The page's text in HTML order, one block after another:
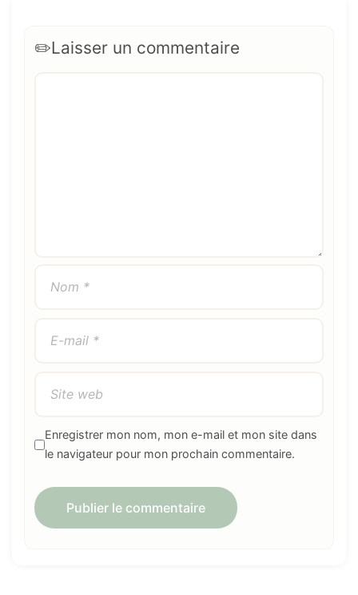
Laisser un commentaire
Enregistrer mon nom, mon e-mail et mon site dans
le navigateur pour mon prochain commentaire.